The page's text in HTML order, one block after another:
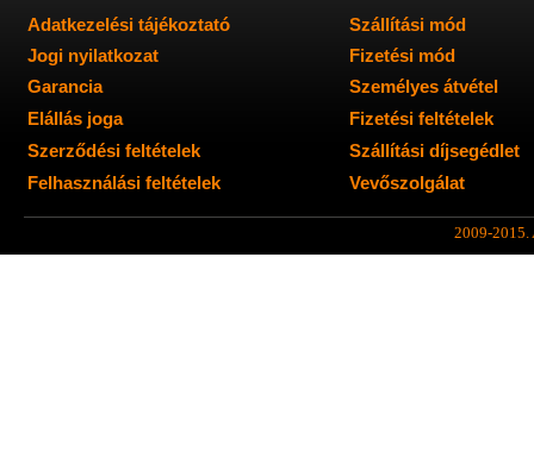
Adatkezelési tájékoztató
Szállítási mód
Jogi nyilatkozat
Fizetési mód
Garancia
Személyes átvétel
Elállás joga
Fizetési feltételek
Szerződési feltételek
Szállítási díjsegédlet
Felhasználási feltételek
Vevőszolgálat
2009-2015.